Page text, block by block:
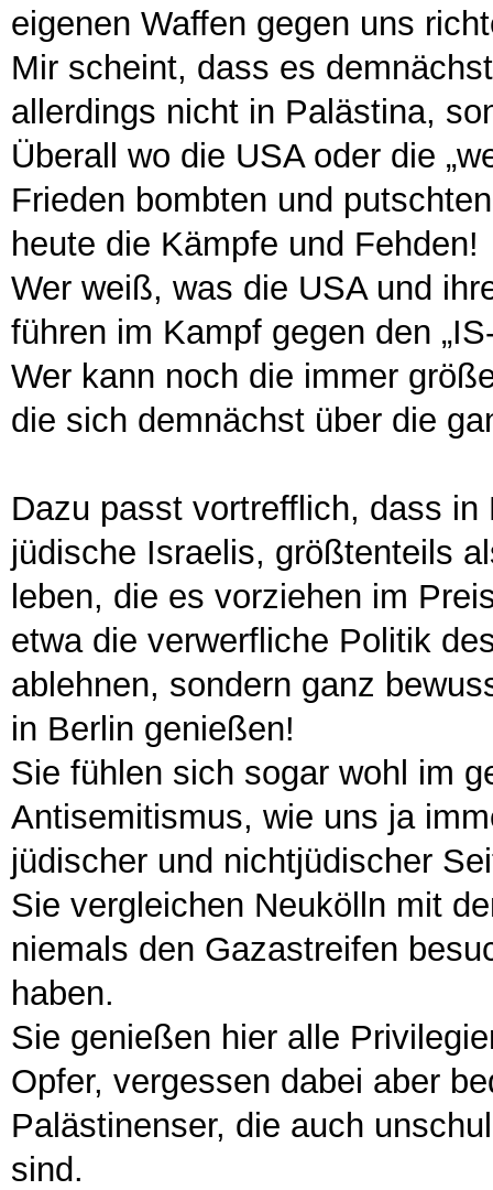
eigenen Waffen gegen uns
Mir scheint, dass es
allerdings nicht in Palästina,
Überall wo die USA oder die
Frieden bombten und
heute die Kämpfe und Fehden!
Wer weiß, was die USA und
führen im Kampf gegen den
Wer kann noch die immer
die sich demnächst über die
Dazu passt vortrefflich, dass
jüdische Israelis, größtenteils
leben, die es vorziehen im
etwa die verwerfliche Politik
ablehnen, sondern ganz
in Berlin genießen!
Sie fühlen sich sogar wohl im
Antisemitismus, wie uns ja
jüdischer und nichtjüdischer
Sie vergleichen Neukölln mit
niemals den Gazastreifen
haben.
Sie genießen hier alle
Opfer, vergessen dabei aber
Palästinenser, die auch
sind.